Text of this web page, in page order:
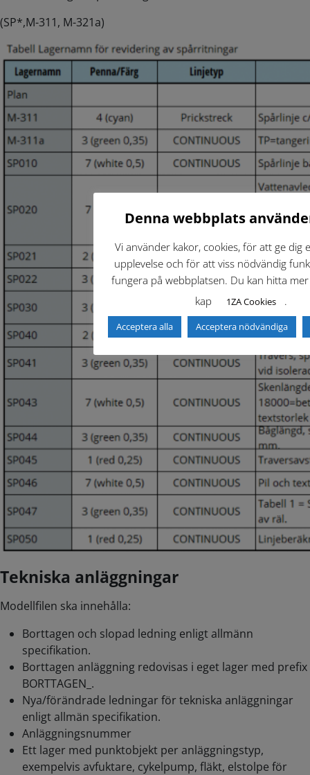
(SP*,M-311, M-321a)
Tekniska anläggningar
Modellfilen ska innehålla:
Borttagen och slopad ledning enligt allmänn
specifikation.
Borttagen anläggning redovisas i eget lager med prefix
BORTTAGEN_.
Nya/förändrade ledningar för tekniska anläggningar
enligt allmän specifikation.
Anläggningsnummer
Ett lager med punktobjekt per anläggningstyp,
exempelvis avfuktare, cykelpump, fläkt, elstolpe för
Denna webbplats
Vi använder kakor, cookies, för att ge dig
upplevelse och för att viss nödvändig
fungera på webbplatsen. Du kan hitta
kap
1ZA Cookies .
Acceptera alla Acceptera nödvändiga